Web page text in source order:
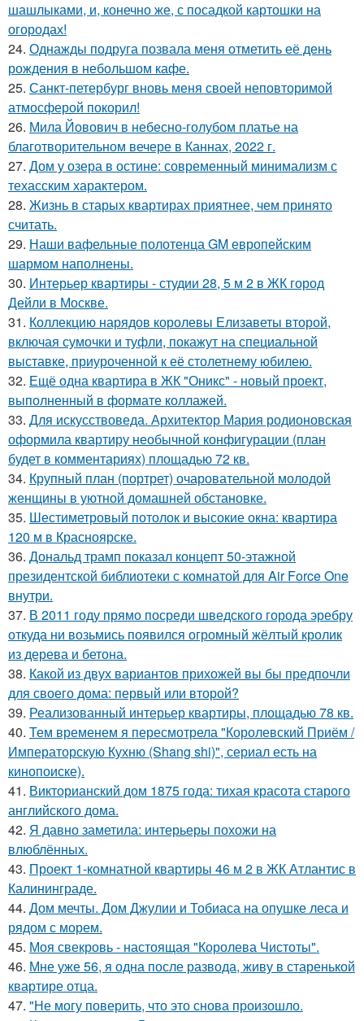
шашлыками, и, конечно же, с посадкой картошки на
огородах!
24. Однажды подруга позвала меня отметить её день
рождения в небольшом кафе.
25. Санкт-петербург вновь меня своей неповторимой
атмосферой покорил!
26. Мила Йовович в небесно-голубом платье на
благотворительном вечере в Каннах, 2022 г.
27. Дом у озера в остине: современный минимализм с
техасским характером.
28. Жизнь в старых квартирах приятнее, чем принято
считать.
29. Наши вафельные полотенца GM европейским
шармом наполнены.
30. Интерьер квартиры - студии 28, 5 м 2 в ЖК город
Дейли в Москве.
31. Коллекцию нарядов королевы Елизаветы второй,
включая сумочки и туфли, покажут на специальной
выставке, приуроченной к её столетнему юбилею.
32. Ещё одна квартира в ЖК "Оникс" - новый проект,
выполненный в формате коллажей.
33. Для искусствоведа. Архитектор Мария родионовская
оформила квартиру необычной конфигурации (план
будет в комментариях) площадью 72 кв.
34. Крупный план (портрет) очаровательной молодой
женщины в уютной домашней обстановке.
35. Шестиметровый потолок и высокие окна: квартира
120 м в Красноярске.
36. Дональд трамп показал концепт 50-этажной
президентской библиотеки с комнатой для Air Force One
внутри.
37. В 2011 году прямо посреди шведского города эребру
откуда ни возьмись появился огромный жёлтый кролик
из дерева и бетона.
38. Какой из двух вариантов прихожей вы бы предпочли
для своего дома: первый или второй?
39. Реализованный интерьер квартиры, площадью 78 кв.
40. Тем временем я пересмотрела "Королевский Приём /
Императорскую Кухню (Shang shi)", сериал есть на
кинопоиске).
41. Викторианский дом 1875 года: тихая красота старого
английского дома.
42. Я давно заметила: интерьеры похожи на
влюблённых.
43. Проект 1-комнатной квартиры 46 м 2 в ЖК Атлантис в
Калининграде.
44. Дом мечты. Дом Джулии и Тобиаса на опушке леса и
рядом с морем.
45. Моя свекровь - настоящая "Королева Чистоты".
46. Мне уже 56, я одна после развода, живу в старенькой
квартире отца.
47. "Не могу поверить, что это снова произошло.